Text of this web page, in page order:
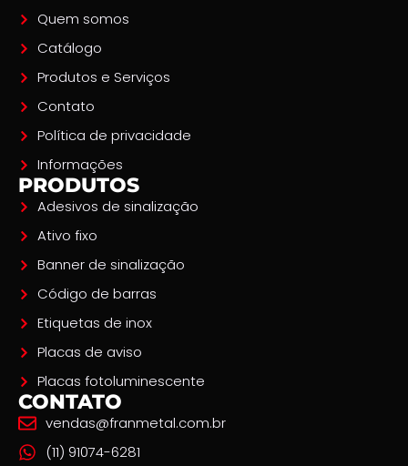
Quem somos
Catálogo
Produtos e Serviços
Contato
Política de privacidade
Informações
PRODUTOS
Adesivos de sinalização
Ativo fixo
Banner de sinalização
Código de barras
Etiquetas de inox
Placas de aviso
Placas fotoluminescente
CONTATO
vendas@franmetal.com.br
(11) 91074-6281